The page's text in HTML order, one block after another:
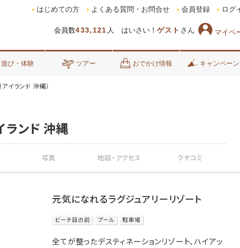
会員数433,121 人 はいさい！ ゲスト さん マイペ
はじめての方 よくある質問・お問合せ 会員登録 ログ
遊び・体験 ツアー おでかけ情報 キャンペーン
イランド 沖縄）
ランド 沖縄
写真 地図・ アクセス クチコミ
元気になれるラグジュアリーリゾート
ビーチ目の前 プール 駐車場
全てが整ったデスティネーションリゾート、ハイアッ